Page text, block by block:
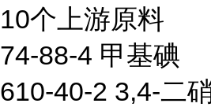
10个上游原料
74-88-4 甲基碘
610-40-2 3,4-二